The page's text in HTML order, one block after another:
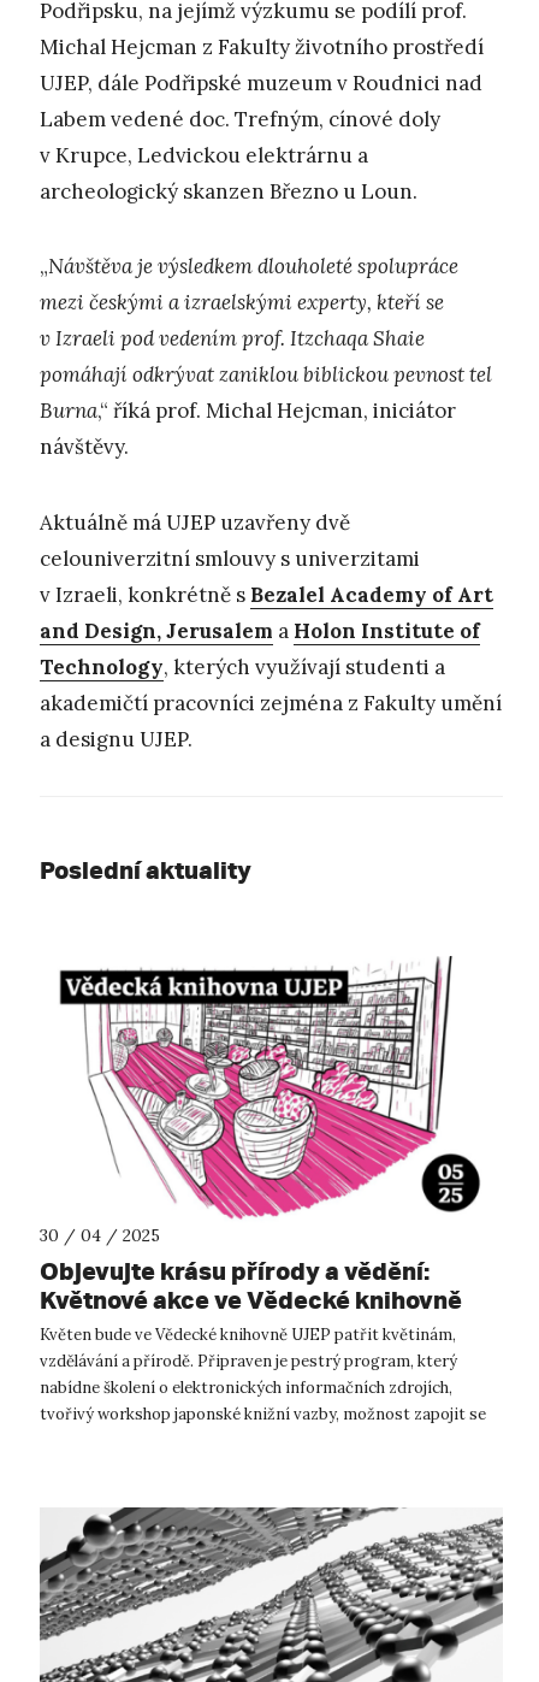
Podřipsku, na jejímž výzkumu se podílí prof.
Michal Hejcman z Fakulty životního prostředí
UJEP, dále Podřipské muzeum v Roudnici nad
Labem vedené doc. Trefným, cínové doly
v Krupce, Ledvickou elektrárnu a
archeologický skanzen Březno u Loun.
„Návštěva je výsledkem dlouholeté spolupráce
mezi českými a izraelskými experty, kteří se
v Izraeli pod vedením prof. Itzchaqa Shaie
pomáhají odkrývat zaniklou biblickou pevnost tel
Burna,“ říká prof. Michal Hejcman, iniciátor
návštěvy.
Aktuálně má UJEP uzavřeny dvě
celouniverzitní smlouvy s univerzitami
v Izraeli, konkrétně s Bezalel Academy of Art
and Design, Jerusalem a Holon Institute of
Technology, kterých využívají studenti a
akademičtí pracovníci zejména z Fakulty umění
a designu UJEP.
Poslední aktuality
30 / 04 / 2025
Objevujte krásu přírody a vědění:
Květnové akce ve Vědecké knihovně
UJEP
Květen bude ve Vědecké knihovně UJEP patřit květinám,
vzdělávání a přírodě. Připraven je pestrý program, který
nabídne školení o elektronických informačních zdrojích,
tvořivý workshop japonské knižní vazby, možnost zapojit se